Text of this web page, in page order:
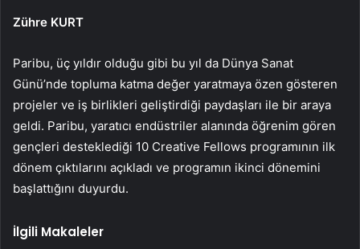
Zühre KURT
Paribu, üç yıldır olduğu gibi bu yıl da Dünya Sanat
Günü’nde topluma katma değer yaratmaya özen gösteren
projeler ve iş birlikleri geliştirdiği paydaşları ile bir araya
geldi. Paribu, yaratıcı endüstriler alanında öğrenim gören
gençleri desteklediği 10 Creative Fellows programının ilk
dönem çıktılarını açıkladı ve programın ikinci dönemini
başlattığını duyurdu.
İlgili Makaleler